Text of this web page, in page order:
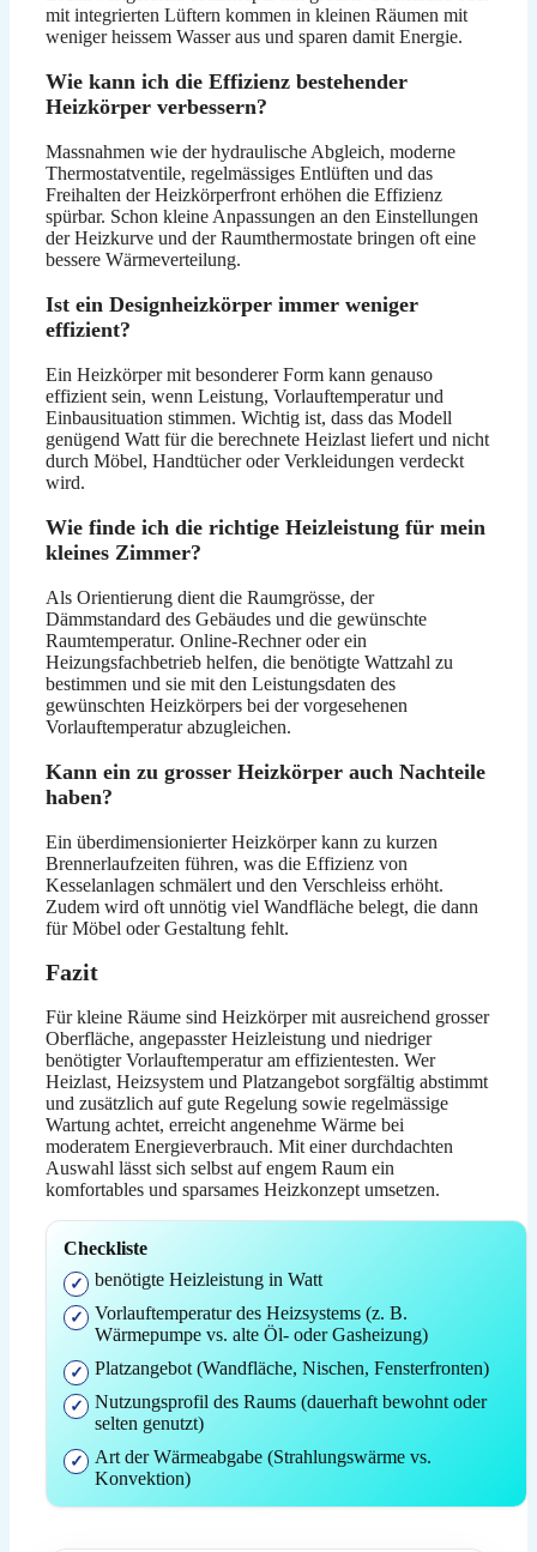
mit integrierten Lüftern kommen in kleinen Räumen mit
weniger heissem Wasser aus und sparen damit Energie.
Wie kann ich die Effizienz bestehender
Heizkörper verbessern?
Massnahmen wie der hydraulische Abgleich, moderne
Thermostatventile, regelmässiges Entlüften und das
Freihalten der Heizkörperfront erhöhen die Effizienz
spürbar. Schon kleine Anpassungen an den Einstellungen
der Heizkurve und der Raumthermostate bringen oft eine
bessere Wärmeverteilung.
Ist ein Designheizkörper immer weniger
effizient?
Ein Heizkörper mit besonderer Form kann genauso
effizient sein, wenn Leistung, Vorlauftemperatur und
Einbausituation stimmen. Wichtig ist, dass das Modell
genügend Watt für die berechnete Heizlast liefert und nicht
durch Möbel, Handtücher oder Verkleidungen verdeckt
wird.
Wie finde ich die richtige Heizleistung für mein
kleines Zimmer?
Als Orientierung dient die Raumgrösse, der
Dämmstandard des Gebäudes und die gewünschte
Raumtemperatur. Online-Rechner oder ein
Heizungsfachbetrieb helfen, die benötigte Wattzahl zu
bestimmen und sie mit den Leistungsdaten des
gewünschten Heizkörpers bei der vorgesehenen
Vorlauftemperatur abzugleichen.
Kann ein zu grosser Heizkörper auch Nachteile
haben?
Ein überdimensionierter Heizkörper kann zu kurzen
Brennerlaufzeiten führen, was die Effizienz von
Kesselanlagen schmälert und den Verschleiss erhöht.
Zudem wird oft unnötig viel Wandfläche belegt, die dann
für Möbel oder Gestaltung fehlt.
Fazit
Für kleine Räume sind Heizkörper mit ausreichend grosser
Oberfläche, angepasster Heizleistung und niedriger
benötigter Vorlauftemperatur am effizientesten. Wer
Heizlast, Heizsystem und Platzangebot sorgfältig abstimmt
und zusätzlich auf gute Regelung sowie regelmässige
Wartung achtet, erreicht angenehme Wärme bei
moderatem Energieverbrauch. Mit einer durchdachten
Auswahl lässt sich selbst auf engem Raum ein
komfortables und sparsames Heizkonzept umsetzen.
Checkliste
benötigte Heizleistung in Watt
Vorlauftemperatur des Heizsystems (z. B.
Wärmepumpe vs. alte Öl- oder Gasheizung)
Platzangebot (Wandfläche, Nischen, Fensterfronten)
Nutzungsprofil des Raums (dauerhaft bewohnt oder
selten genutzt)
Art der Wärmeabgabe (Strahlungswärme vs.
Konvektion)